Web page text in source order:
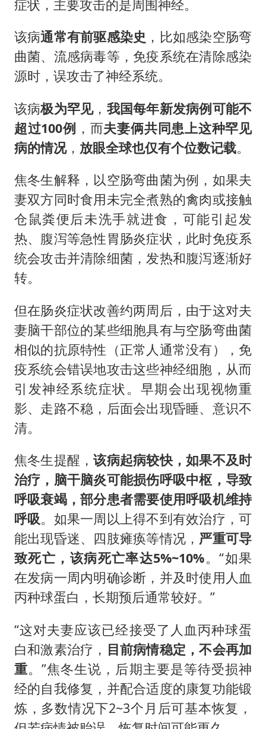
症状，主要攻击的是周围神经。
该病通常有前驱感染史 ，比如感染空肠弯
曲菌、流感病毒等，免疫系统在清除感染
源时，误攻击了神经系统。
该病极为罕见， 我国每年新发病例可能不
超过100例 ，而夫妻俩共同患上这种罕见
病的情况， 放眼全球也仅有个位数记载。
焦冬生解释，以空肠弯曲菌为例，如果夫
妻双方同时食用未完全煮熟的禽肉或接触
仓鼠粪便后未洗手就进食，可能引起发
热、腹泻等急性胃肠炎症状，此时免疫系
统会攻击并清除细菌，发热和腹泻逐渐好
转。
但在肠炎症状改善约两周后，由于这对夫
妻脑干部位的某些细胞具有与空肠弯曲菌
相似的抗原特性（正常人通常没有），免
疫系统会错误地攻击这些神经细胞，从而
引发神经系统症状。早期会出现视物重
影、走路不稳，后面会出现昏睡、意识不
清。
焦冬生提醒，该病起病较快，如果不及时
治疗，脑干脑炎可能损伤呼吸中枢，导致
呼吸衰竭，部分患者需要使用呼吸机维持
呼吸。如果一周以上得不到有效治疗，可
能出现昏迷、四肢瘫痪等情况， 严重可导
致死亡，该病死亡率达5%~10%。“如果
在发病一周内明确诊断，并及时使用人血
丙种球蛋白，长期预后通常较好。”
“这对夫妻应该已经接受了人血丙种球蛋
白和激素治疗， 目前病情稳定，不会再加
重。”焦冬生说，后期主要是等待受损神
经的自我修复，并配合适度的康复功能锻
炼，多数情况下2~3个月后可基本恢复，